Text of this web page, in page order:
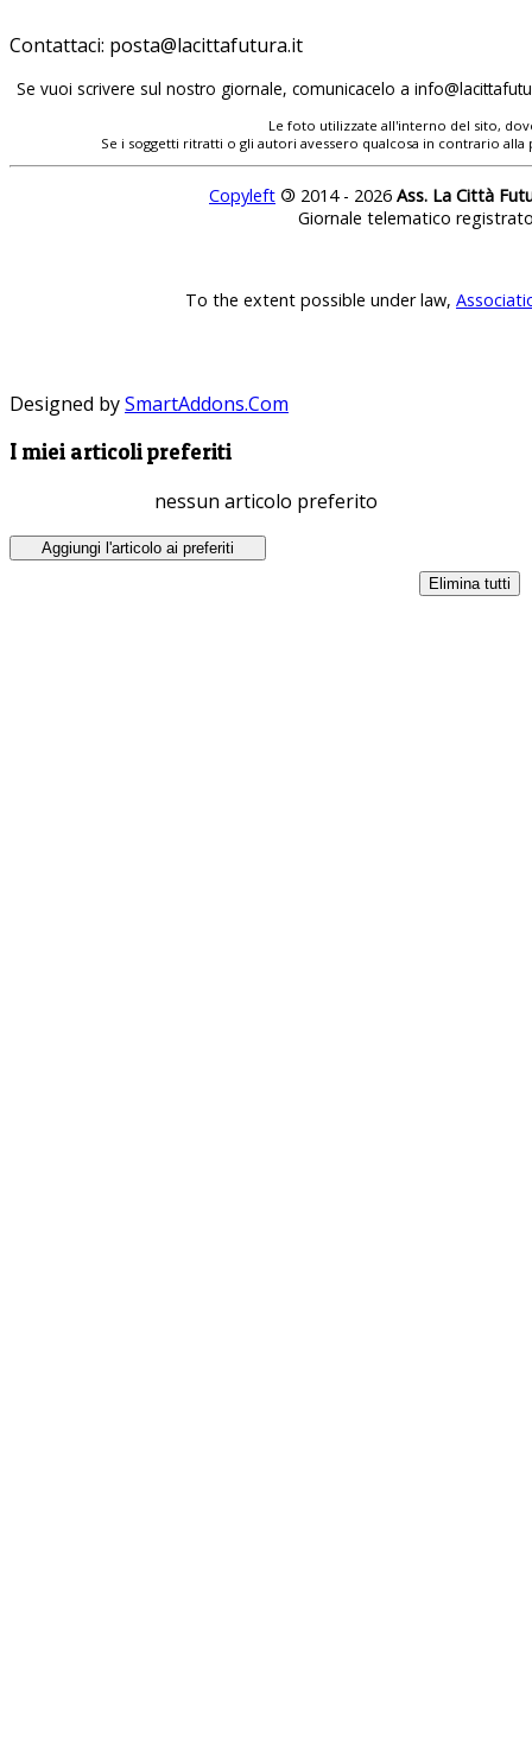
Contattaci: posta@lacittafutura.it
Se vuoi scrivere sul nostro giornale, comunicacelo a
Le foto utilizzate all'interno del sito,
Se i soggetti ritratti o gli autori avessero qualcosa in contrario
Copyleft © 2014 - 2026 Ass. La Città
Giornale telematico
To the extent possible under law,
Designed bySmartAddons.Com
I miei articoli preferiti
nessun articolo preferito